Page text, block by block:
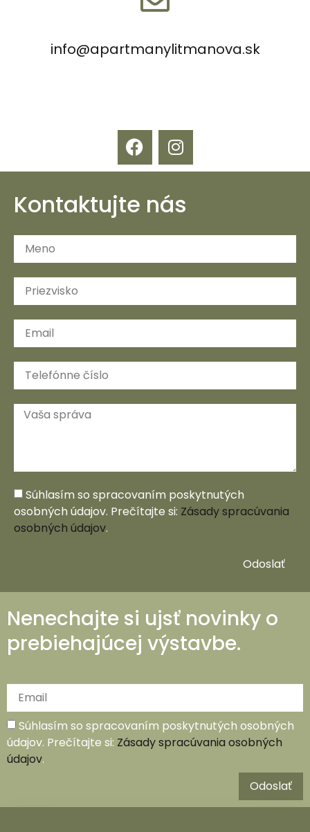
info@apartmanylitmanova.sk
Kontaktujte nás
Súhlasím so spracovaním poskytnutých
osobných údajov. Prečítajte si: Zásady spracúvania
osobných údajov.
Odoslať
Nenechajte si ujsť novinky o
prebiehajúcej výstavbe.
Súhlasím so spracovaním poskytnutých osobných
údajov. Prečítajte si: Zásady spracúvania osobných
údajov.
Odoslať